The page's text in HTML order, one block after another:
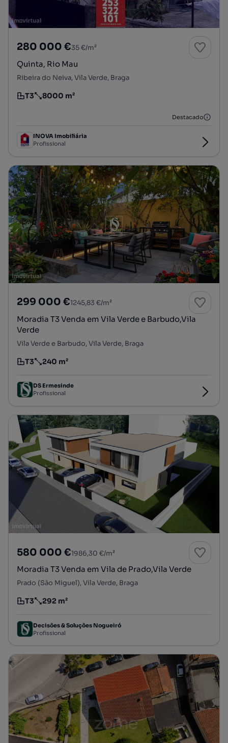
280 000 €35 €/m²
Quinta, Rio Mau
Ribeira do Neiva, Vila Verde, Braga
Tipologia
T3
Preço por metro quadrado
8000 m²
Destacado
INOVA Imobiliária
Profissional
299 000 €1245,83 €/m²
Moradia T3 Venda em Vila Verde e Barbudo,Vila
Verde
Vila Verde e Barbudo, Vila Verde, Braga
Tipologia
T3
Preço por metro quadrado
240 m²
DS Ermesinde
Profissional
580 000 €1986,30 €/m²
Moradia T3 Venda em Vila de Prado,Vila Verde
Prado (São Miguel), Vila Verde, Braga
Tipologia
T3
Preço por metro quadrado
292 m²
Decisões & Soluções Nogueiró
Profissional